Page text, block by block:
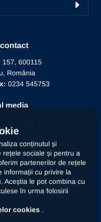
157, 600115
România
0234 545753
media
din Bacău prelucrează
personal, respectiv
Accesați
conținutul și
sociale și pentru a
partenerilor de rețele
informații cu privire la
Aceștia le pot combina cu
în urma folosirii
cookies .